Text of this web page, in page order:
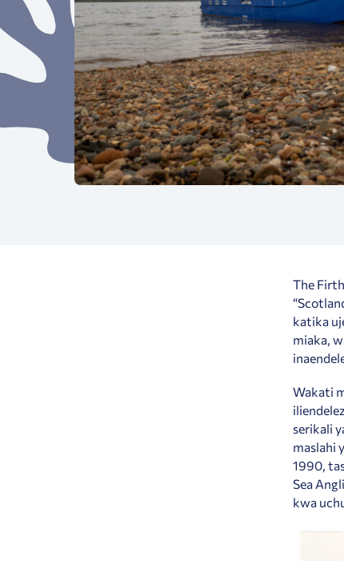
The
katika
miaka,
Wakati
serikali
maslahi
1990,
Sea
kwa